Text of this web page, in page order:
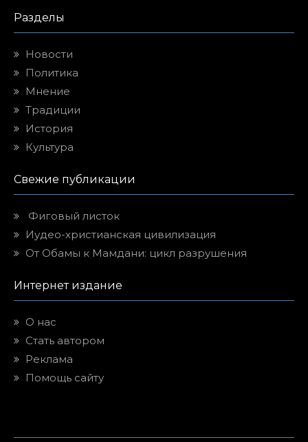
Разделы
Новости
Политика
Мнение
Традиции
История
Культура
Свежие публикации
Фиговый листок
Иудео-христианская цивилизация
От Обамы к Мамдани: цикл разрушения
Интернет издание
О нас
Стать автором
Реклама
Помощь сайту